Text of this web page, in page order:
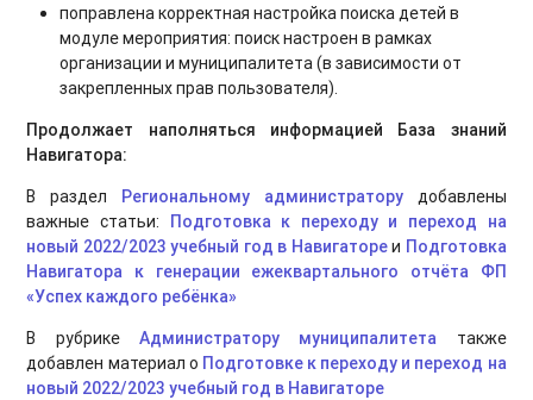
поправлена корректная настройка поиска детей в
модуле мероприятия: поиск настроен в рамках
организации и муниципалитета (в зависимости от
закрепленных прав пользователя).
Продолжает наполняться информацией База знаний
Навигатора:
В раздел Региональному администраторудобавлены
важные статьи: Подготовка к переходу и переход на
новый 2022/2023 учебный год в Навигатореи Подготовка
Навигатора к генерации ежеквартального отчёта ФП
«Успех каждого ребёнка»
В рубрике Администратору муниципалитета
также
добавлен материал о Подготовке к переходу и переход на
новый 2022/2023 учебный год в Навигаторе